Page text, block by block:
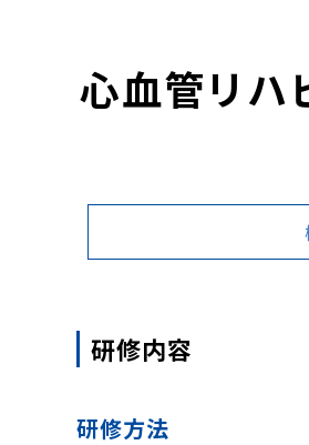
心血管リハ
研修内容
研修方法